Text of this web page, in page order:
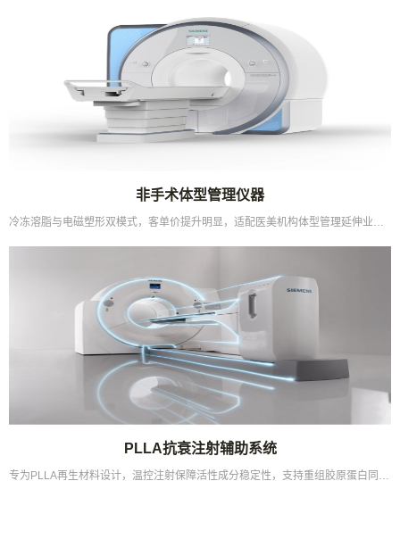
非手术体型管理仪器
冷冻溶脂与电磁塑形双模式，客单价提升明显，适配医美机构体型管理延伸业务场景...
PLLA抗衰注射辅助系统
专为PLLA再生材料设计，温控注射保障活性成分稳定性，支持重组胶原蛋白同类产品兼容操作...